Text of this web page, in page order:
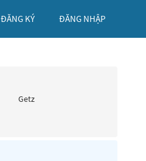
ĐĂNG KÝ ĐĂNG NHẬP
Getz